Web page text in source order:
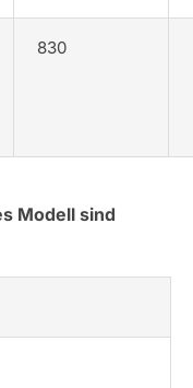
830
Modell sind